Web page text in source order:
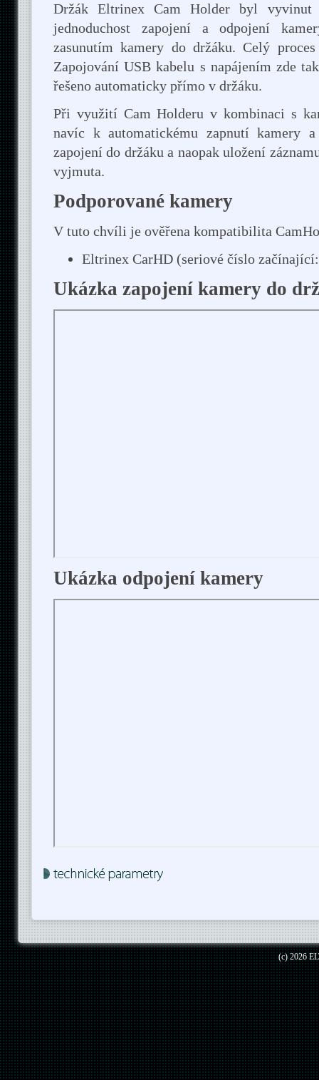
Držák Eltrinex Cam Holder byl vyvinut
jednoduchost zapojení a odpojení
zasunutím kamery do držáku. Celý
Zapojování USB kabelu s napájením zde
řešeno automaticky přímo v držáku.
Při využití Cam Holderu v kombinaci s
navíc k automatickému zapnutí kamery
zapojení do držáku a naopak uložení
vyjmuta.
Podporované kamery
V tuto chvíli je ověřena kompatibilita
Eltrinex CarHD (seriové číslo
Ukázka zapojení kamery do
Ukázka odpojení kamery
(c) 2026